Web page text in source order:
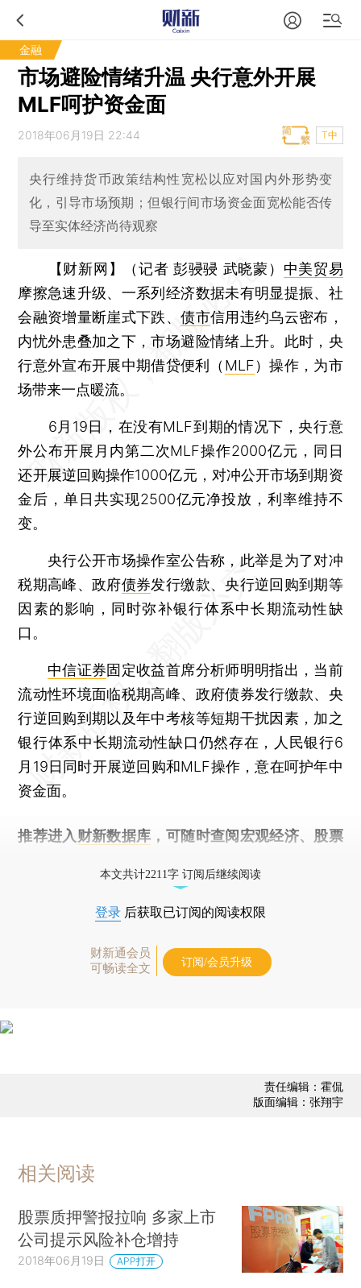
金融
市场避险情绪升温 央行意外开展
MLF呵护资金面
2018年06月19日 22:44 T中
央行维持货币政策结构性宽松以应对国内外形势变
化，引导市场预期；但银行间市场资金面宽松能否传
导至实体经济尚待观察
【财新网】（记者 彭骎骎 武晓蒙） 中美贸易
摩擦急速升级、一系列经济数据未有明显提振、社
会融资增量断崖式下跌、债市信用违约乌云密布，
内忧外患叠加之下，市场避险情绪上升。此时，央
行意外宣布开展中期借贷便利（ MLF）操作，为市
场带来一点暖流。
6月19日，在没有MLF到期的情况下，央行意
外公布开展月内第二次MLF操作2000亿元，同日
还开展逆回购操作1000亿元，对冲公开市场到期资
金后，单日共实现2500亿元净投放，利率维持不
变。
央行公开市场操作室公告称，此举是为了对冲
税期高峰、政府债券发行缴款、央行逆回购到期等
因素的影响，同时弥补银行体系中长期流动性缺
口。
中信证券固定收益首席分析师明明指出，当前
流动性环境面临税期高峰、政府债券发行缴款、央
行逆回购到期以及年中考核等短期干扰因素，加之
银行体系中长期流动性缺口仍然存在，人民银行6
月19日同时开展逆回购和MLF操作，意在呵护年中
资金面。
推荐进入 财新数据库 ，可随时查阅宏观经济、股票
本文共计2211字 订阅后继续阅读
登录 后获取已订阅的阅读权限
财新通会员
可畅读全文
订阅/会员升级
责任编辑：霍侃
版面编辑：张翔宇
相关阅读
股票质押警报拉响 多家上市
公司提示风险补仓增持
2018年06月19日 APP打开